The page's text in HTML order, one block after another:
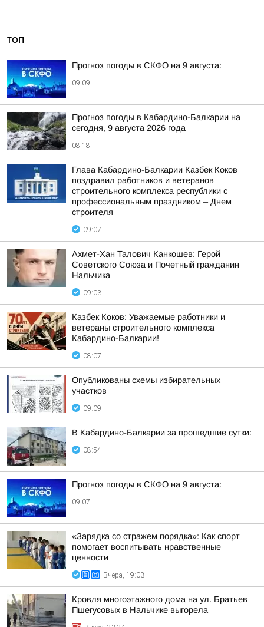
ТОП
Прогноз погоды в СКФО на 9 августа:
09:09
Прогноз погоды в Кабардино-Балкарии на
сегодня, 9 августа 2026 года
08:18
Глава Кабардино-Балкарии Казбек Коков
поздравил работников и ветеранов
строительного комплекса республики с
профессиональным праздником – Днем
строителя
09:07
Ахмет-Хан Талович Канкошев: Герой
Советского Союза и Почетный гражданин
Нальчика
09:03
Казбек Коков: Уважаемые работники и
ветераны строительного комплекса
Кабардино-Балкарии!
08:07
Опубликованы схемы избирательных
участков
09:09
В Кабардино-Балкарии за прошедшие сутки:
08:54
Прогноз погоды в СКФО на 9 августа:
09:07
«Зарядка со стражем порядка»: Как спорт
помогает воспитывать нравственные
ценности
Вчера, 19:03
Кровля многоэтажного дома на ул. Братьев
Пшегусовых в Нальчике выгорела